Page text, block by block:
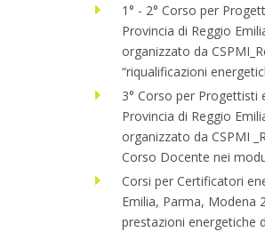
1° - 2° Corso per
Provincia di Reggio
organizzato da
“riqualificazioni
3° Corso per Progettisti
Provincia di Reggio
organizzato da CSPMI
Corso Docente nei
Corsi per Certificatori
Emilia, Parma, Modena
prestazioni energetiche